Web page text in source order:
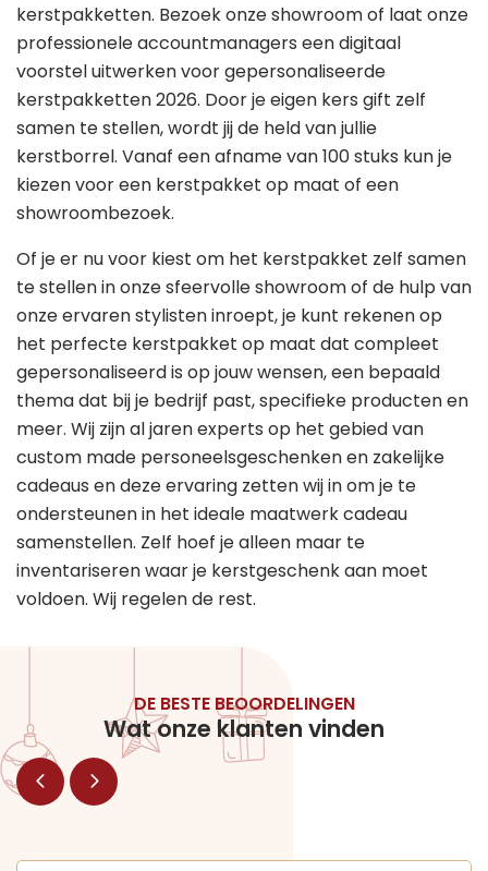
kerstpakketten. Bezoek onze showroom of laat onze
professionele accountmanagers een digitaal
voorstel uitwerken voor gepersonaliseerde
kerstpakketten 2026. Door je eigen kers gift zelf
samen te stellen, wordt jij de held van jullie
kerstborrel. Vanaf een afname van 100 stuks kun je
kiezen voor een kerstpakket op maat of een
showroombezoek.
Of je er nu voor kiest om het kerstpakket zelf samen
te stellen in onze sfeervolle showroom of de hulp van
onze ervaren stylisten inroept, je kunt rekenen op
het perfecte kerstpakket op maat dat compleet
gepersonaliseerd is op jouw wensen, een bepaald
thema dat bij je bedrijf past, specifieke producten en
meer. Wij zijn al jaren experts op het gebied van
custom made personeelsgeschenken en zakelijke
cadeaus en deze ervaring zetten wij in om je te
ondersteunen in het ideale maatwerk cadeau
samenstellen. Zelf hoef je alleen maar te
inventariseren waar je kerstgeschenk aan moet
voldoen. Wij regelen de rest.
DE BESTE BEOORDELINGEN
Wat onze klanten vinden